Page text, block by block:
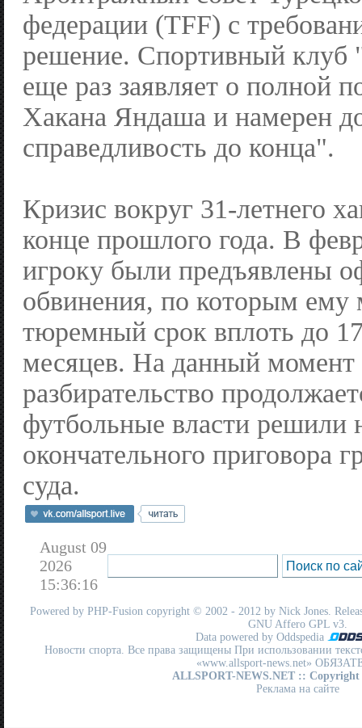
федерации (TFF) с
решение. Спортивный клуб
еще раз заявляет о полной
Хакана Яндаша и намерен
справедливость до конца".
Кризис вокруг 31-летнего
конце прошлого года. В
игроку были предъявлены
обвинения, по которым ему
тюремный срок вплоть до
месяцев. На данный момент
разбирательство
футбольные власти решили
окончательного приговора
суда.
August 09
2026
15:36:16
Powered by PHP-Fusion copyright © 2002 - 2012 by Nick Jones.
GNU Affero GPL v3.
Data powered by Oddspedia
Новости спорта. Все права защищены При использовании
«www.allsport-news.net»
ALLSPORT-NEWS.NET :: Copyright
Реклама на сайте